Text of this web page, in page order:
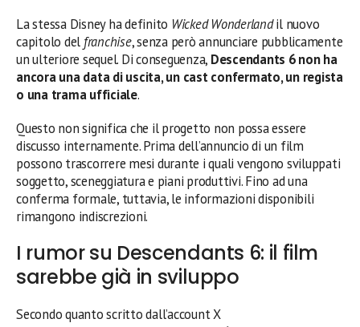
La stessa Disney ha definito Wicked Wonderlandil nuovo
capitolo del franchise, senza però annunciare pubblicamente
un ulteriore sequel. Di conseguenza, Descendants 6 non ha
ancora una data di uscita, un cast confermato, un regista
o una trama ufficiale.
Questo non significa che il progetto non possa essere
discusso internamente. Prima dell’annuncio di un film
possono trascorrere mesi durante i quali vengono sviluppati
soggetto, sceneggiatura e piani produttivi. Fino ad una
conferma formale, tuttavia, le informazioni disponibili
rimangono indiscrezioni.
I rumor su Descendants 6: il film
sarebbe già in sviluppo
Secondo quanto scritto dall’account X